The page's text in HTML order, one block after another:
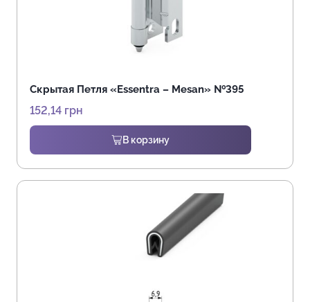
Скрытая Петля «Essentra – Mesan» №395
152,14 грн
В корзину